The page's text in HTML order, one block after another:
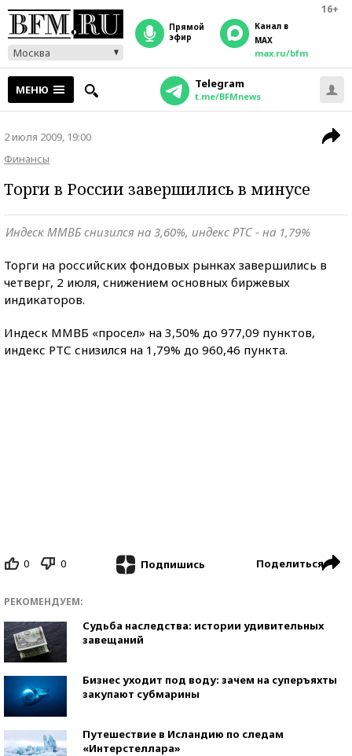
16+
Москва
прямой
эфир
Канал в
MAX
max.ru/bfm
МЕНЮ Telegram
t.me/BFMnews
2 июля 2009, 19:00
Финансы
Торги в России завершились в минусе
Индеск ММВБ снизился на 3,60%, индекс РТС - на 1,79%
Торги на российских фондовых рынках завершились в
четверг, 2 июля, снижением основных биржевых
индикаторов.
Индеск ММВБ «просел» на 3,50% до 977,09 пунктов,
индекс РТС снизился на 1,79% до 960,46 пункта.
0 0 Подпишись Поделиться
РЕКОМЕНДУЕМ:
Судьба наследства: истории удивительных
завещаний
Бизнес уходит под воду: зачем на суперъяхты
закупают субмарины
Путешествие в Исландию по следам
«Интерстеллара»